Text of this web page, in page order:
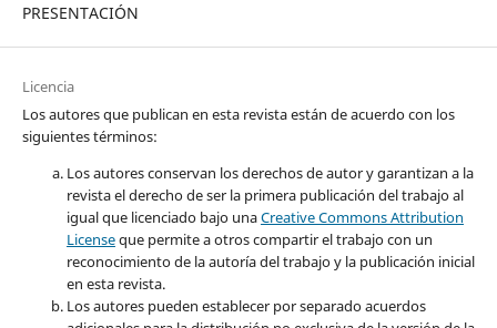
PRESENTACIÓN
Licencia
Los autores que publican en esta revista están de acuerdo con los
siguientes términos:
Los autores conservan los derechos de autor y garantizan a la
revista el derecho de ser la primera publicación del trabajo al
igual que licenciado bajo unaCreative Commons Attribution
Licenseque permite a otros compartir el trabajo con un
reconocimiento de la autoría del trabajo y la publicación inicial
en esta revista.
Los autores pueden establecer por separado acuerdos